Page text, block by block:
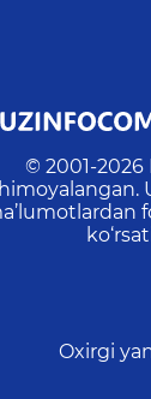
© 2001-2026
himoyalangan.
Oxirgi